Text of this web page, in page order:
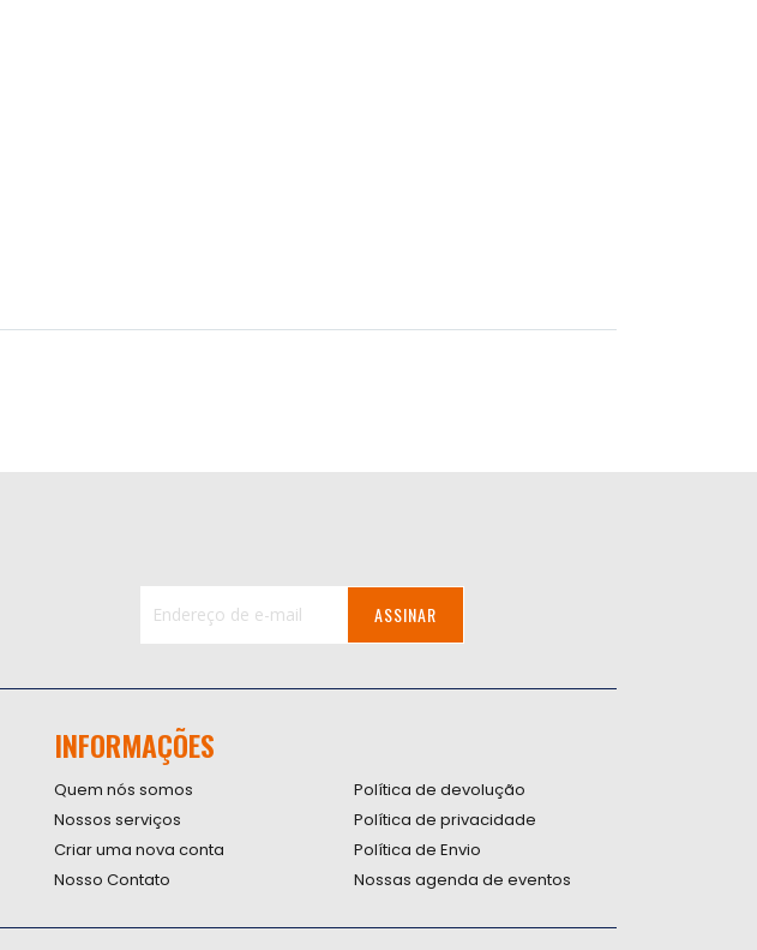
nossa
Newsletter:
ASSINAR
INFORMAÇÕES
Quem nós somos
Nossos serviços
Criar uma nova conta
Nosso Contato
Política de devolução
Política de privacidade
Política de Envio
Nossas agenda de eventos